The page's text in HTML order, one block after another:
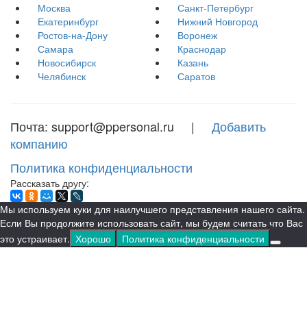
Москва
Санкт-Петербург
Екатеринбург
Нижний Новгород
Ростов-на-Дону
Воронеж
Самара
Краснодар
Новосибирск
Казань
Челябинск
Саратов
Почта: support@ppersonal.ru | Добавить
компанию
Политика конфиденциальности
Рассказать другу:
Мы используем куки для наилучшего представления нашего сайта.
Если Вы продолжите использовать сайт, мы будем считать что Вас
это устраивает. Хорошо Политика конфиденциальности